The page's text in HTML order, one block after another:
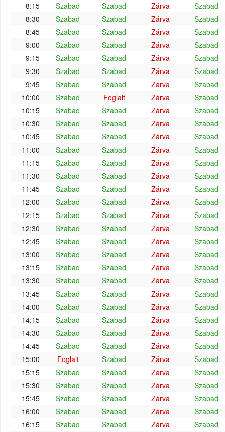
8:15
Szabad Szabad Zárva
Szabad
8:30
Szabad Szabad Zárva
Szabad
8:45
Szabad Szabad Zárva
Szabad
9:00
Szabad Szabad Zárva
Szabad
9:15
Szabad Szabad Zárva
Szabad
9:30
Szabad Szabad Zárva
Szabad
9:45
Szabad Szabad Zárva
Szabad
10:00
Szabad Foglalt Zárva
Szabad
10:15
Szabad Szabad Zárva
Szabad
10:30
Szabad Szabad Zárva
Szabad
10:45
Szabad Szabad Zárva
Szabad
11:00
Szabad Szabad Zárva
Szabad
11:15
Szabad Szabad Zárva
Szabad
11:30
Szabad Szabad Zárva
Szabad
11:45
Szabad Szabad Zárva
Szabad
12:00
Szabad Szabad Zárva
Szabad
12:15
Szabad Szabad Zárva
Szabad
12:30
Szabad Szabad Zárva
Szabad
12:45
Szabad Szabad Zárva
Szabad
13:00
Szabad Szabad Zárva
Szabad
13:15
Szabad Szabad Zárva
Szabad
13:30
Szabad Szabad Zárva
Szabad
13:45
Szabad Szabad Zárva
Szabad
14:00
Szabad Szabad Zárva
Szabad
14:15
Szabad Szabad Zárva
Szabad
14:30
Szabad Szabad Zárva
Szabad
14:45
Szabad Szabad Zárva
Szabad
15:00
Foglalt Szabad Zárva
Szabad
15:15
Szabad Szabad Zárva
Szabad
15:30
Szabad Szabad Zárva
Szabad
15:45
Szabad Szabad Zárva
Szabad
16:00
Szabad Szabad Zárva
Szabad
16:15
Szabad Szabad Zárva Szabad